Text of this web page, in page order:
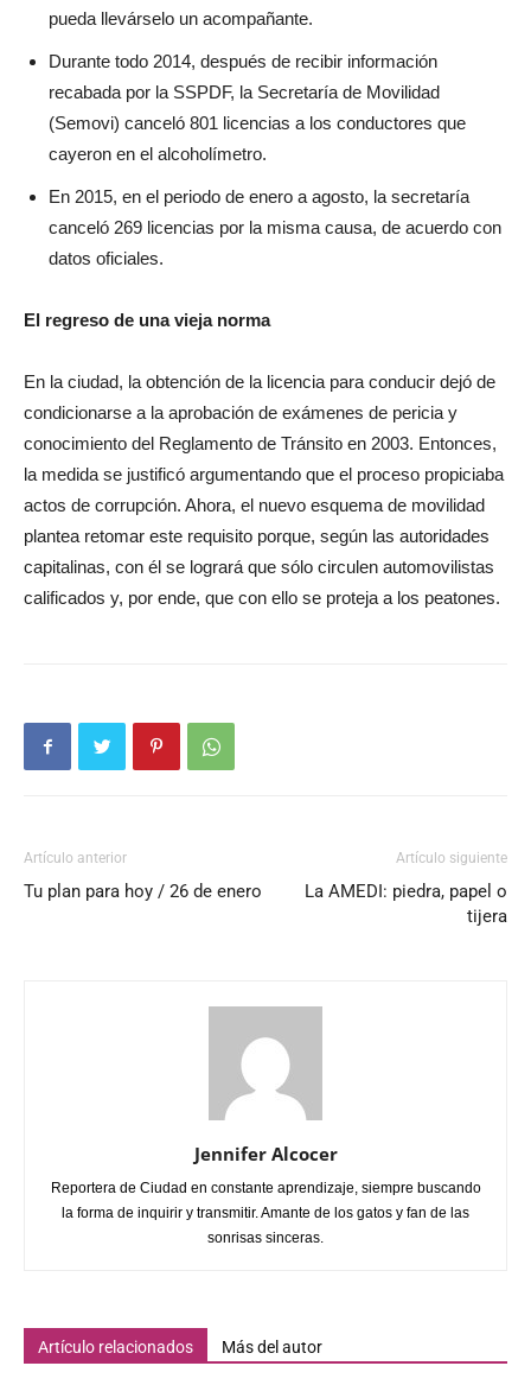
pueda llevárselo un acompañante.
Durante todo 2014, después de recibir información
recabada por la SSPDF, la Secretaría de Movilidad
(Semovi) canceló 801 licencias a los conductores que
cayeron en el alcoholímetro.
En 2015, en el periodo de enero a agosto, la secretaría
canceló 269 licencias por la misma causa, de acuerdo con
datos oficiales.
El regreso de una vieja norma
En la ciudad, la obtención de la licencia para conducir dejó de
condicionarse a la aprobación de exámenes de pericia y
conocimiento del Reglamento de Tránsito en 2003. Entonces,
la medida se justificó argumentando que el proceso propiciaba
actos de corrupción. Ahora, el nuevo esquema de movilidad
plantea retomar este requisito porque, según las autoridades
capitalinas, con él se logrará que sólo circulen automovilistas
calificados y, por ende, que con ello se proteja a los peatones.
Artículo anterior
Tu plan para hoy / 26 de enero
Artículo siguiente
La AMEDI: piedra, papel o
tijera
Jennifer Alcocer
Reportera de Ciudad en constante aprendizaje, siempre buscando
la forma de inquirir y transmitir. Amante de los gatos y fan de las
sonrisas sinceras.
Artículo relacionados Más del autor